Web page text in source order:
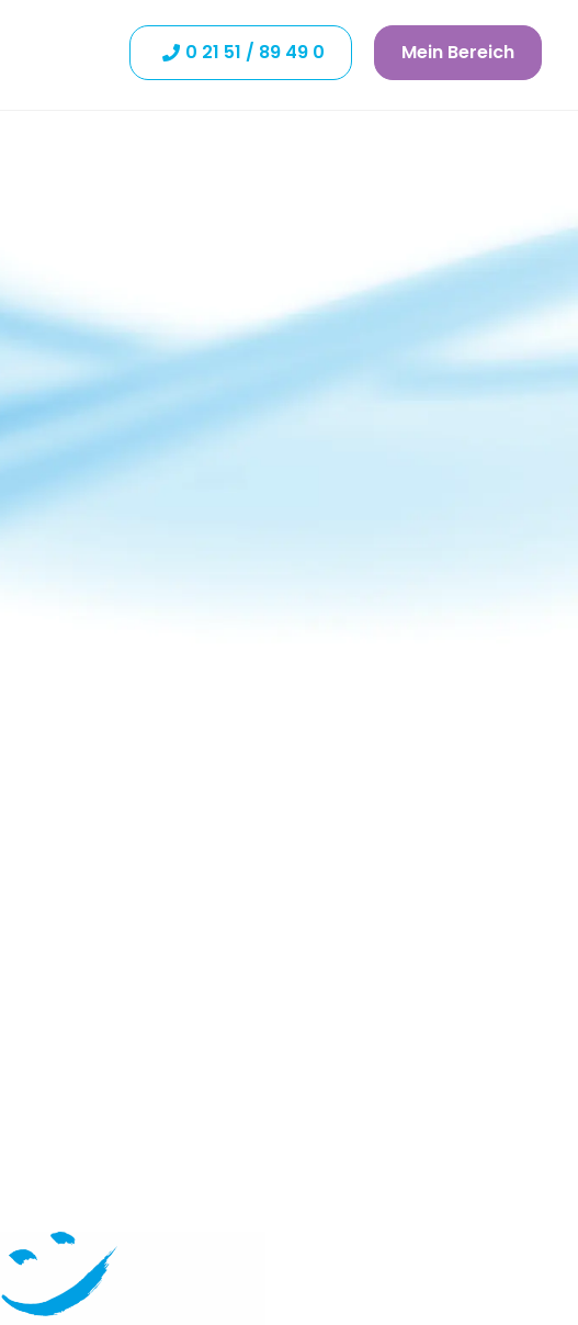
0 21 51 / 89 49 0 Mein Bereich